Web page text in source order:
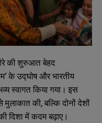
की शुरुआत बेहद
के उद्घोष और भारतीय
स्वागत किया गया। इस
मुलाकात की, बल्कि दोनों देशों
दिशा में कदम बढ़ाए।